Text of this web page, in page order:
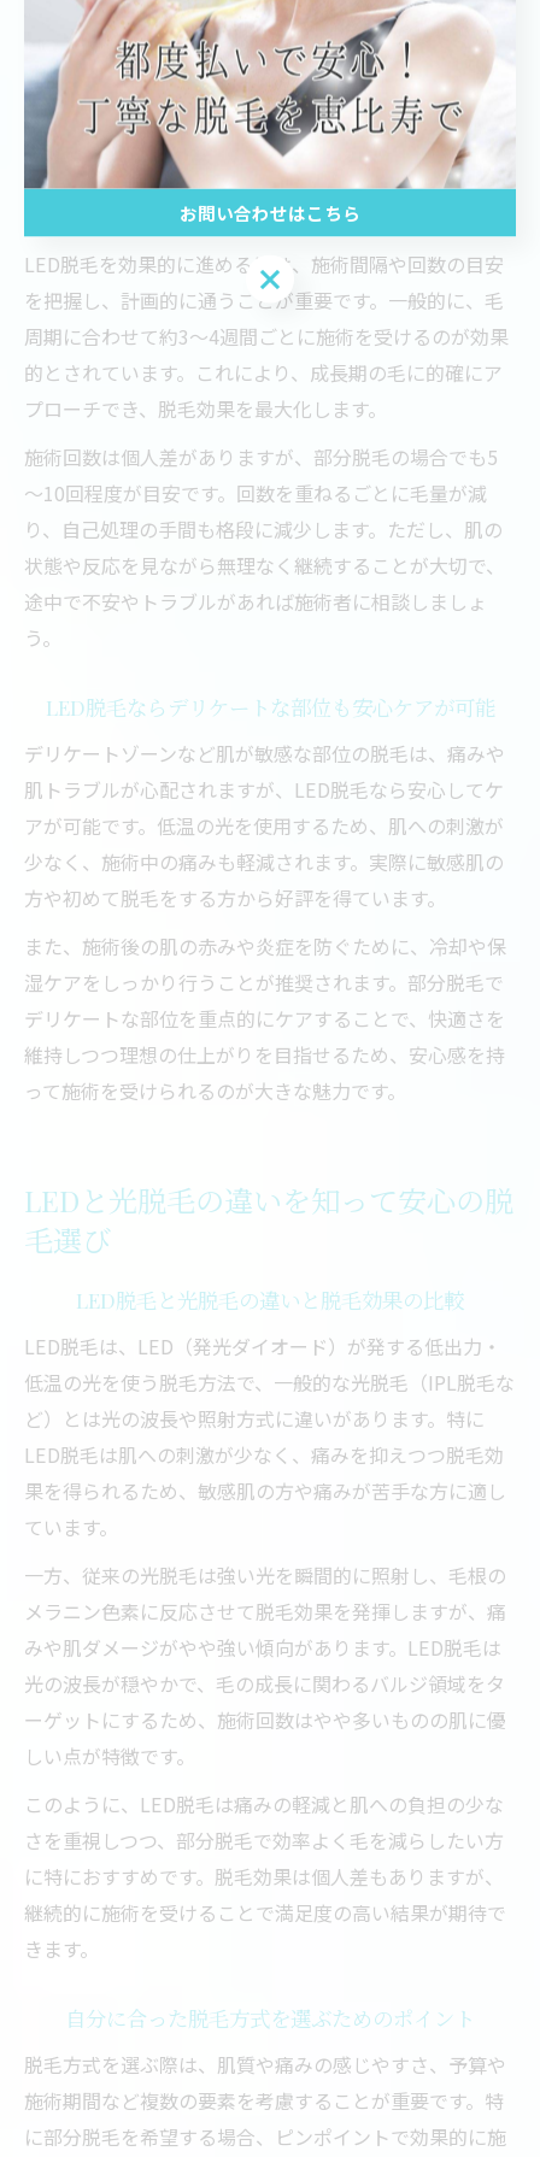
対応可能です。これにより部分脱毛でも高い脱毛効果が
期待でき、費用対効果の面でもメリットがあります。脱
毛の安全性と効果のバランスを重視する方に適した方法
と言えるでしょう。
LED脱毛間隔や回数の目安も把握して計画的に
LED脱毛を効果的に進めるには、施術間隔や回数の目安
を把握し、計画的に通うことが重要です。一般的に、毛
周期に合わせて約3～4週間ごとに施術を受けるのが効果
的とされています。これにより、成長期の毛に的確にア
プローチでき、脱毛効果を最大化します。
施術回数は個人差がありますが、部分脱毛の場合でも5
～10回程度が目安です。回数を重ねるごとに毛量が減
り、自己処理の手間も格段に減少します。ただし、肌の
状態や反応を見ながら無理なく継続することが大切で、
途中で不安やトラブルがあれば施術者に相談しましょ
う。
LED脱毛ならデリケートな部位も安心ケアが可能
デリケートゾーンなど肌が敏感な部位の脱毛は、痛みや
肌トラブルが心配されますが、LED脱毛なら安心してケ
アが可能です。低温の光を使用するため、肌への刺激が
少なく、施術中の痛みも軽減されます。実際に敏感肌の
方や初めて脱毛をする方から好評を得ています。
また、施術後の肌の赤みや炎症を防ぐために、冷却や保
湿ケアをしっかり行うことが推奨されます。部分脱毛で
デリケートな部位を重点的にケアすることで、快適さを
維持しつつ理想の仕上がりを目指せるため、安心感を持
って施術を受けられるのが大きな魅力です。
LEDと光脱毛の違いを知って安心の脱
毛選び
LED脱毛と光脱毛の違いと脱毛効果の比較
LED脱毛は、LED（発光ダイオード）が発する低出力・
低温の光を使う脱毛方法で、一般的な光脱毛（IPL脱毛な
ど）とは光の波長や照射方式に違いがあります。特に
LED脱毛は肌への刺激が少なく、痛みを抑えつつ脱毛効
果を得られるため、敏感肌の方や痛みが苦手な方に適し
ています。
一方、従来の光脱毛は強い光を瞬間的に照射し、毛根の
メラニン色素に反応させて脱毛効果を発揮しますが、痛
みや肌ダメージがやや強い傾向があります。LED脱毛は
光の波長が穏やかで、毛の成長に関わるバルジ領域をタ
ーゲットにするため、施術回数はやや多いものの肌に優
しい点が特徴です。
このように、LED脱毛は痛みの軽減と肌への負担の少な
さを重視しつつ、部分脱毛で効率よく毛を減らしたい方
に特におすすめです。脱毛効果は個人差もありますが、
継続的に施術を受けることで満足度の高い結果が期待で
きます。
自分に合った脱毛方式を選ぶためのポイント
脱毛方式を選ぶ際は、肌質や痛みの感じやすさ、予算や
施術期間など複数の要素を考慮することが重要です。特
に部分脱毛を希望する場合、ピンポイントで効果的に施
お問い合わせはこちら
お問い合わせはこちら